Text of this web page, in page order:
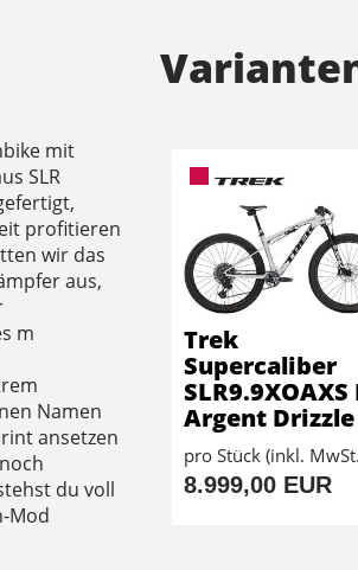
mit
SLR
profitieren
wir das
aus,
m
Namen
ansetzen
du voll
Mod
Trek
Supercaliber
SLR9.9XOAXS
Argent Drizzle
pro Stück (inkl.
8.999,00 EUR